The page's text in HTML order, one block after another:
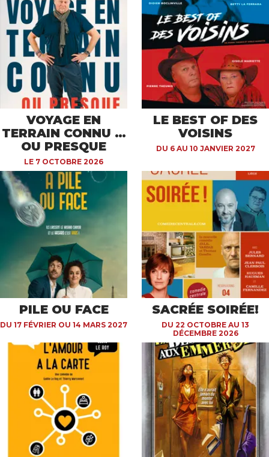
VOYAGE EN
TERRAIN CONNU …
OU PRESQUE
LE 7 OCTOBRE 2026
LE BEST OF DES
VOISINS
DU 6 AU 10 JANVIER 2027
PILE OU FACE
DU 17 FÉVRIER OU 14 MARS 2027
SACRÉE SOIRÉE!
DU 22 OCTOBRE AU 13
DÉCEMBRE 2026